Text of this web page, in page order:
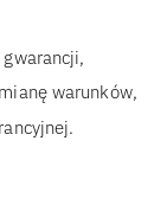
warunków,